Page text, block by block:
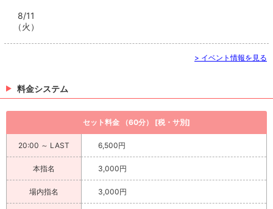
8/11
（火）
> イベント情報を見る
料金システム
セット料金 （60分） [税・サ別]
20:00 ～ LAST 6,500円
本指名 3,000円
場内指名 3,000円